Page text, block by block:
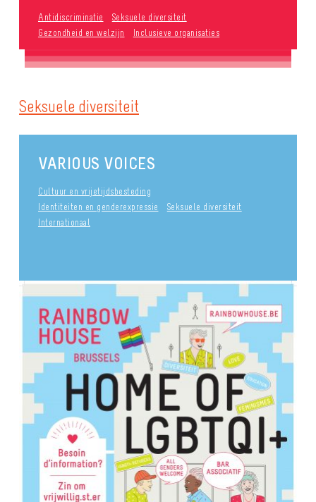
Antidiscriminatie
Seksuele diversiteit
Gezondheid en welzijn
Inclusieve organisaties
Seksuele diversiteit
VARIOUS VOICES
Cultuur en vrijetijdsbesteding
Identiteiten en genderexpressie
Seksuele diversiteit
Internationaal